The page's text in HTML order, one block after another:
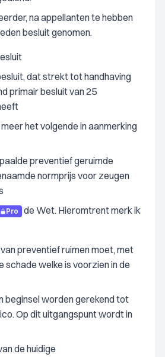
na appellanten te hebben
besluit genomen.
dat strekt tot handhaving
primair besluit van 25
het volgende in aanmerking
preventief geruimde
normprijs voor zeugen
Pro
de Wet. Hieromtrent merk ik
preventief ruimen moet, met
schade welke is voorzien in de
beginsel worden gerekend tot
Op dit uitgangspunt wordt in
de huidige